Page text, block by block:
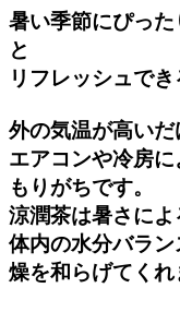
暑い季節にぴっ
と
リフレッシュで
外の気温が高いだ
エアコンや冷房
もりがちです。
涼潤茶は暑さによ
体内の水分バラ
燥を和らげてくれ